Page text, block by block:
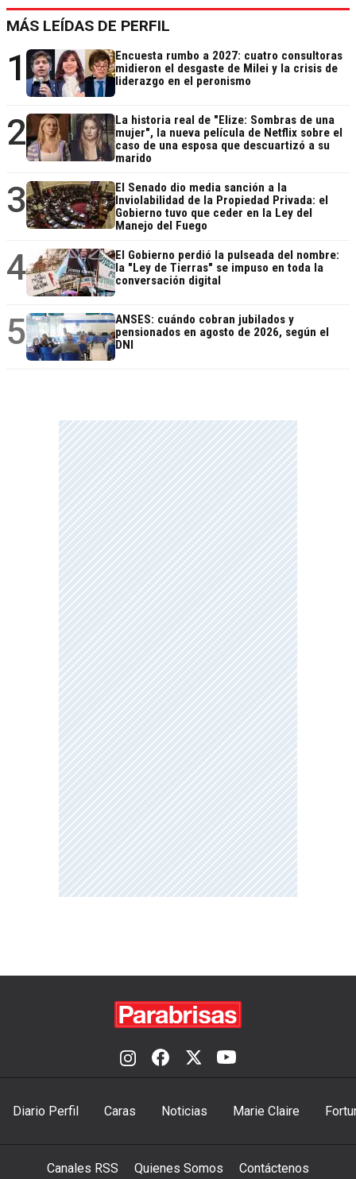
MÁS LEÍDAS DE PERFIL
1
Encuesta rumbo a 2027: cuatro consultoras
midieron el desgaste de Milei y la crisis de
liderazgo en el peronismo
2
La historia real de "Elize: Sombras de una
mujer", la nueva película de Netflix sobre el
caso de una esposa que descuartizó a su
marido
3
El Senado dio media sanción a la
Inviolabilidad de la Propiedad Privada: el
Gobierno tuvo que ceder en la Ley del
Manejo del Fuego
4
El Gobierno perdió la pulseada del nombre:
la "Ley de Tierras" se impuso en toda la
conversación digital
5
ANSES: cuándo cobran jubilados y
pensionados en agosto de 2026, según el
DNI
Diario Perfil Caras Noticias Marie Claire
Canales RSS Quienes Somos Contáctenos